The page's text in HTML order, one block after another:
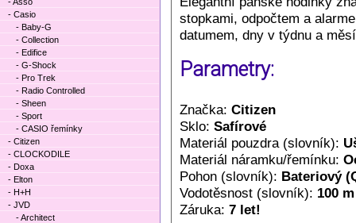
stopkami, odpočtem a
datumem, dny v týdnu a
Parametry:
Značka: Citizen
Sklo: Safírové
Materiál pouzdra (slovník):
Materiál náramku/řemínku:
Pohon (slovník): Bateriový
Vodotěsnost (slovník): 100 m
Záruka: 7 let!
- Casio
- Baby-G
- Collection
- Edifice
- G-Shock
- Pro Trek
- Radio Controlled
- Sheen
- Sport
- CASIO řemínky
- Citizen
- CLOCKODILE
- Doxa
- Elton
- H+H
- JVD
- Architect